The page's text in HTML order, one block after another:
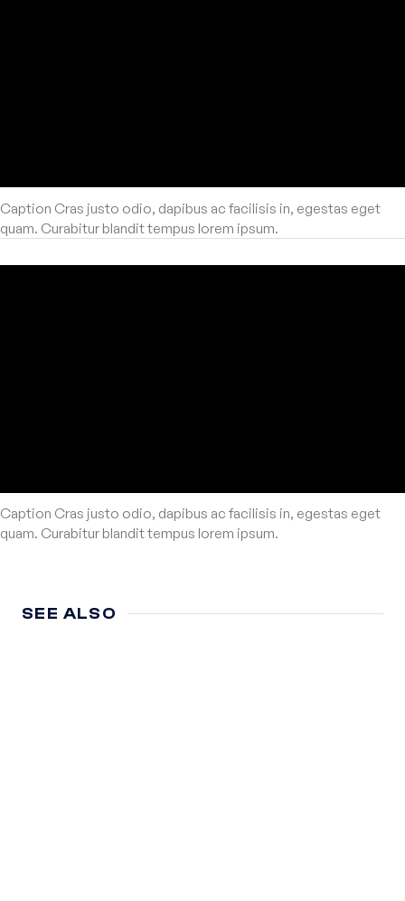
Caption Cras justo odio, dapibus ac facilisis in, egestas eget
quam. Curabitur blandit tempus lorem ipsum.
Caption Cras justo odio, dapibus ac facilisis in, egestas eget
quam. Curabitur blandit tempus lorem ipsum.
SEE ALSO